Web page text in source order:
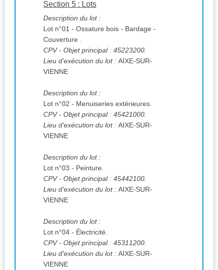
Section 5 : Lots
Description du lot :
Lot n°01 - Ossature bois - Bardage -
Couverture .
CPV- Objet principal : 45223200.
Lieu d'exécution du lot : AIXE-SUR-
VIENNE
Description du lot :
Lot n°02 - Menuiseries extérieures.
CPV- Objet principal : 45421000.
Lieu d'exécution du lot : AIXE-SUR-
VIENNE
Description du lot :
Lot n°03 - Peinture.
CPV- Objet principal : 45442100.
Lieu d'exécution du lot : AIXE-SUR-
VIENNE
Description du lot :
Lot n°04 - Électricité.
CPV- Objet principal : 45311200.
Lieu d'exécution du lot : AIXE-SUR-
VIENNE